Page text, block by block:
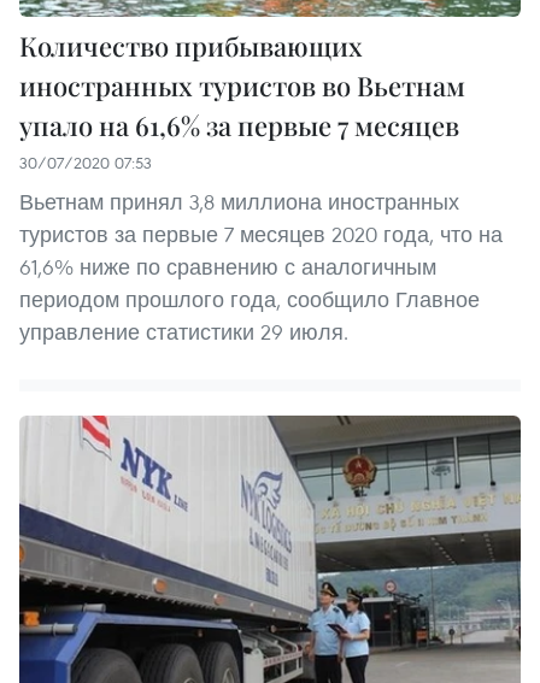
Количество прибывающих
иностранных туристов во Вьетнам
упало на 61,6% за первые 7 месяцев
30/07/2020 07:53
Вьетнам принял 3,8 миллиона иностранных
туристов за первые 7 месяцев 2020 года, что на
61,6% ниже по сравнению с аналогичным
периодом прошлого года, сообщило Главное
управление статистики 29 июля.